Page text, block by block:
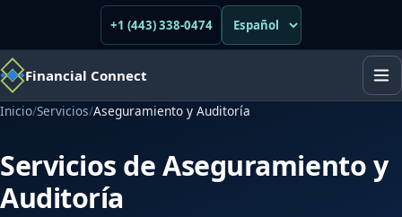
+1 (443) 338-0474
Financial Connect
Inicio/Servicios/Aseguramiento y Auditoría
Servicios de Aseguramiento y
Auditoría